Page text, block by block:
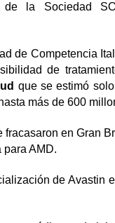
la Sociedad
de Competencia
de
que se estimó
más de 600
fracasaron en Gran
AMD.
de Avastin